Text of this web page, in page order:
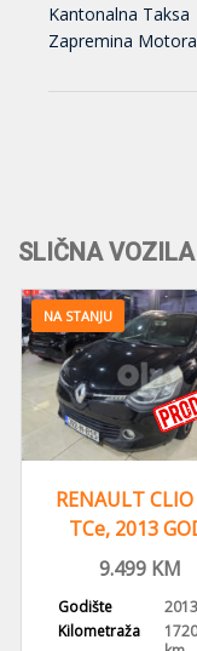
Kantonalna Taksa
Zapremina
SLIČNA VOZILA
NA STANJU
RENAULT
TCe, 2013
NAVI,9.499KM
Godište
2013
Kilometraža